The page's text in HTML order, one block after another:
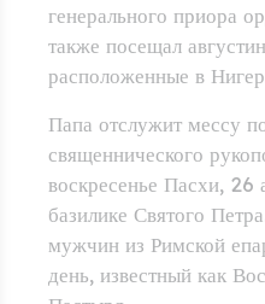
генерального приора
также посещал
расположенные в
Папа отслужит мессу
священнического
воскресенье Пасхи, 26
базилике Святого
мужчин из Римской
день, известный как